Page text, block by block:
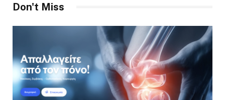
Don't Miss